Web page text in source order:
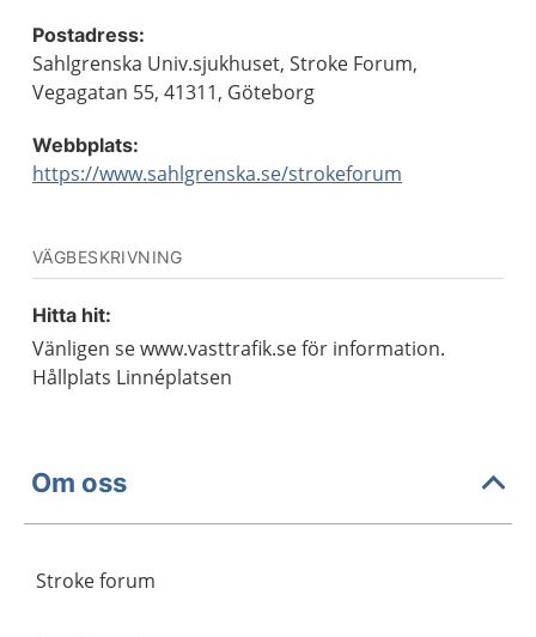
Postadress:
Sahlgrenska Univ.sjukhuset, Stroke Forum,
Vegagatan 55, 41311, Göteborg
Webbplats:
https://www.sahlgrenska.se/strokeforum
VÄGBESKRIVNING
Hitta hit:
Vänligen se www.vasttrafik.se för information.
Hållplats Linnéplatsen
Om oss
Stroke forum